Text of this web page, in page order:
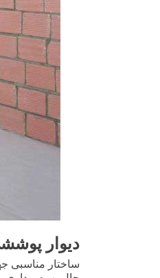
دیوار
ساختار مناسبی